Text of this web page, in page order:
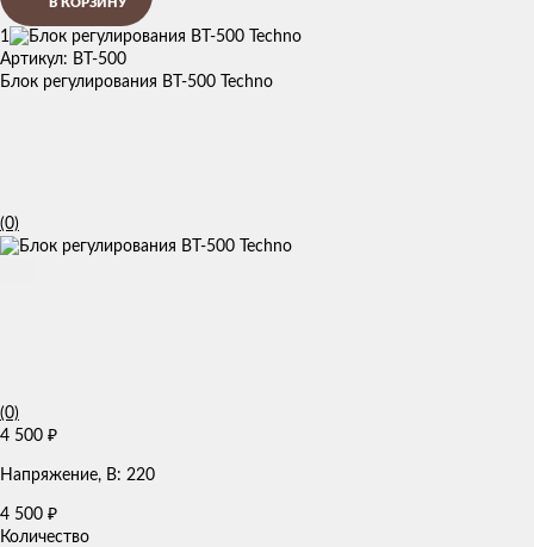
1
Артикул: BT-500
Блок регулирования BT-500 Techno
(0)
(0)
4 500 ₽
Напряжение, В: 220
4 500 ₽
Количество